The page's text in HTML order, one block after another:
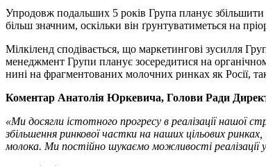
Упродовж подальших 5 років Група планує збільшити
більш значним, оскільки він ґрунтуватиметься на
Мілкіленд сподівається, що маркетингові зусилля
менеджмент Групи планує зосередитися на
нині на фрагментованих молочних ринках як Росії,
Коментар Анатолія Юркевича, Голови Ради
«Ми досягли істотного прогресу в реалізації нашої
збільшення ринкової частки на наших цільових
молока. Ми постійно шукаємо можливості реалізації